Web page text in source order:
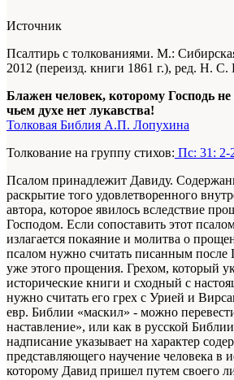
Источник
Псалтирь с толкованиями. М.:
2012 (переизд. книги 1861 г.), ред. Н.
Блажен человек, которому Господь
чьем духе нет лукавства!
Толковая Библия А.П. Лопухина
Толкование на группу стихов: Пс: 31: 2-
Псалом принадлежит Давиду.
раскрытие того удовлетворенного
автора, которое явилось вследствие
Господом. Если сопоставить этот
излагается покаяние и молитва о
псалом нужно считать писанным после
уже этого прощения. Грехом, который
исторические книги и сходный с
нужно считать его грех с Урией и
евр. Библии «маскил» - можно
наставление», или как в русской
надписание указывает на характер
представляющего научение человека в
которому Давид пришел путем своего